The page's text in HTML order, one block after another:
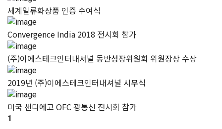
세계일류화상품 인증 수여식
Convergence India 2018 전시회 참가
(주)이에스테크인터내셔널 동반성장위원회 위원장상 수상
2019년 (주)이에스테크인터내셔널 시무식
미국 샌디에고 OFC 광통신 전시회 참가
1